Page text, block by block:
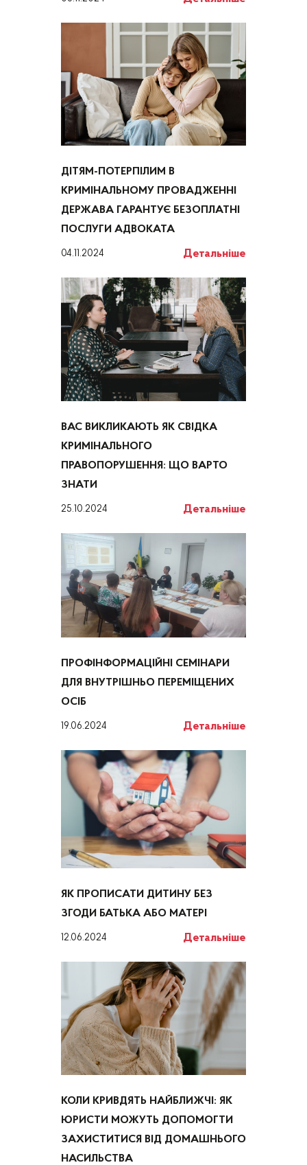
ДІТЯМ-ПОТЕРПІЛИМ В
КРИМІНАЛЬНОМУ ПРОВАДЖЕННІ
ДЕРЖАВА ГАРАНТУЄ БЕЗОПЛАТНІ
ПОСЛУГИ АДВОКАТА
04.11.2024 Детальніше
ВАС ВИКЛИКАЮТЬ ЯК СВІДКА
КРИМІНАЛЬНОГО
ПРАВОПОРУШЕННЯ: ЩО ВАРТО
ЗНАТИ
25.10.2024 Детальніше
ПРОФІНФОРМАЦІЙНІ СЕМІНАРИ
ДЛЯ ВНУТРІШНЬО ПЕРЕМІЩЕНИХ
ОСІБ
19.06.2024 Детальніше
ЯК ПРОПИСАТИ ДИТИНУ БЕЗ
ЗГОДИ БАТЬКА АБО МАТЕРІ
12.06.2024 Детальніше
КОЛИ КРИВДЯТЬ НАЙБЛИЖЧІ: ЯК
ЮРИСТИ МОЖУТЬ ДОПОМОГТИ
ЗАХИСТИТИСЯ ВІД ДОМАШНЬОГО
НАСИЛЬСТВА